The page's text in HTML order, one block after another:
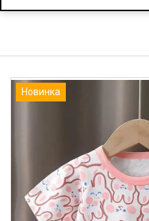
Новинка